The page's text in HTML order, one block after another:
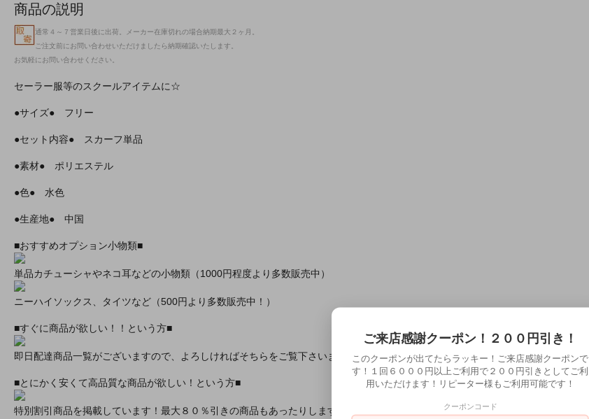
商品の説明
通常４～７営業日後に出荷。メーカー在庫切れの場合納期最大２ヶ月。
ご注文前にお問い合わせいただけましたら納期確認いたします。
お気軽にお問い合わせください。
セーラー服等のスクールアイテムに☆
●サイズ● フリー
●セット内容● スカーフ単品
●素材● ポリエステル
●色● 水色
●生産地● 中国
■おすすめオプション小物類■
単品カチューシャやネコ耳などの小物類（1000円程度より多数販売中）
ニーハイソックス、タイツなど（500円より多数販売中！）
■すぐに商品が欲しい！！という方■
即日配達商品一覧がございますので、よろしければそちらをご覧下さいませ。
■とにかく安くて高品質な商品が欲しい！という方■
特別割引商品を掲載しています！最大８０％引きの商品もあったりします！
ご来店感謝クーポン！２００円引き！
このクーポンが出てたらラッキー！ご来店感謝クーポンで
す！１回６０００円以上ご利用で２００円引きとしてご利
用いただけます！リピーター様もご利用可能です！
クーポンコード